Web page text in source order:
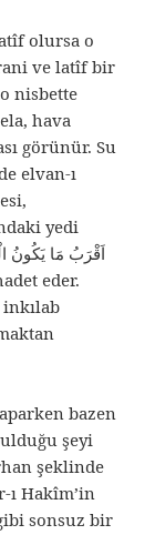
olursa o
ve latîf bir
nisbette
hava
görünür. Su
elvan-ı
yedi
eder.
bazen
şeyi
şeklinde
ı Hakîm’in
sonsuz bir